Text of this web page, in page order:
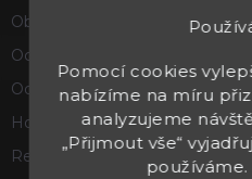
Pomocí cookies
nabízíme na míru
analyzujeme
„Přijmout vše“
Obchodní podmínky
Ochrana osobních údajů
Odstoupení od smlouvy
Hodnocení obchodu
Reklamace a vrácení zboží